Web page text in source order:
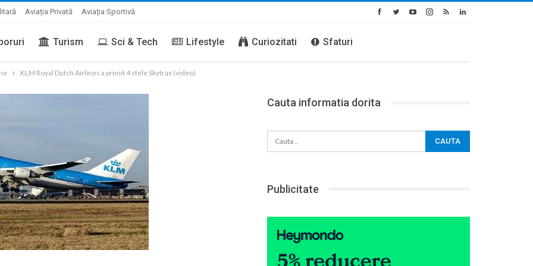
Aviația Privată Aviația Sportivă
Turism Sci & Tech Lifestyle Curiozitati Sfaturi
KLM Royal Dutch Airlines a primit 4 stele Skytrax (video)
Cauta informatia dorita
Publicitate